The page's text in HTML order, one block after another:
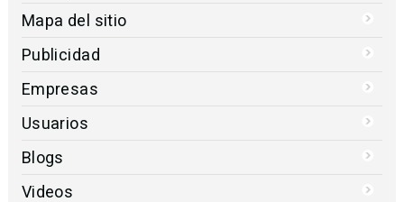
Mapa del sitio
Publicidad
Empresas
Usuarios
Blogs
Videos